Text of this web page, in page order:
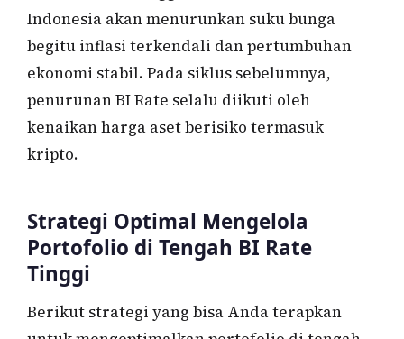
Indonesia akan menurunkan suku bunga
begitu inflasi terkendali dan pertumbuhan
ekonomi stabil. Pada siklus sebelumnya,
penurunan BI Rate selalu diikuti oleh
kenaikan harga aset berisiko termasuk
kripto.
Strategi Optimal Mengelola
Portofolio di Tengah BI Rate
Tinggi
Berikut strategi yang bisa Anda terapkan